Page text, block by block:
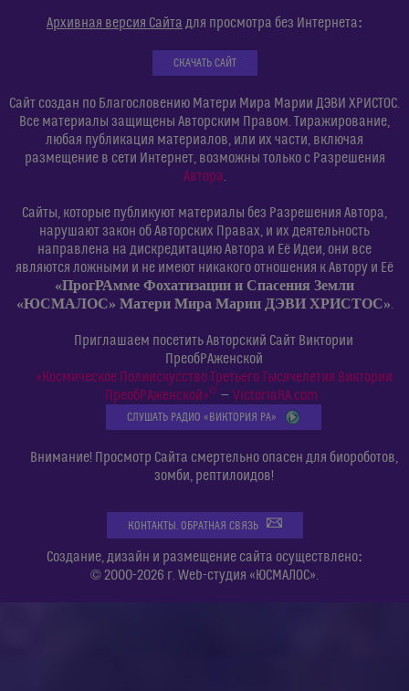
Архивная версия Сайта для просмотра без Интернета:
СКАЧАТЬ САЙТ
Сайт создан по Благословению Матери Мира Марии ДЭВИ ХРИСТОС.
Все материалы защищены Авторским Правом. Тиражирование,
любая публикация материалов, или их части, включая
размещение в сети Интернет, возможны только с Разрешения
Автора.
Сайты, которые публикуют материалы без Разрешения Автора,
нарушают закон об Авторских Правах, и их деятельность
направлена на дискредитацию Автора и Её Идеи, они все
являются ложными и не имеют никакого отношения к Автору и Её
«ПрогРАмме Фохатизации и Спасения Земли
«ЮСМАЛОС» Матери Мира Марии ДЭВИ ХРИСТОС».
Приглашаем посетить Авторский Сайт Виктории
ПреобРАженской
«Космическое Полиискусство Третьего Тысячелетия Виктории
ПреобРАженской»©— VictoriaRA.com
СЛУШАТЬ РАДИО «ВИКТОРИЯ РА»
Внимание! Просмотр Сайта смертельно опасен для биороботов,
зомби, рептилоидов!
КОНТАКТЫ. ОБРАТНАЯ СВЯЗЬ
Создание, дизайн и размещение сайта осуществлено:
© 2000-2026 г. Web-студия «ЮСМАЛОС».